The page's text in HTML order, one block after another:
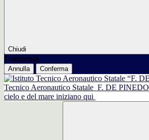
Chiudi
Conferma
Annulla Conferma
Tecnico Aeronautico Statale F. DE PINEDO
cielo e del mare iniziano qui